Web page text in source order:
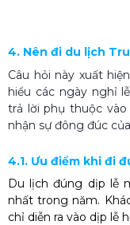
4. Nên đi du lịch
Câu hỏi này xuất
hiểu các ngày nghỉ
trả lời phụ thuộc
nhận sự đông đúc
4.1. Ưu điểm khi đi
Du lịch đúng dịp lễ
nhất trong năm.
chỉ diễn ra vào dịp lễ